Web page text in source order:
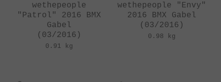
wethepeople
"Patrol" 2016 BMX
Gabel
(03/2016)
0.91 kg
wethepeople "Envy"
2016 BMX Gabel
(03/2016)
0.98 kg